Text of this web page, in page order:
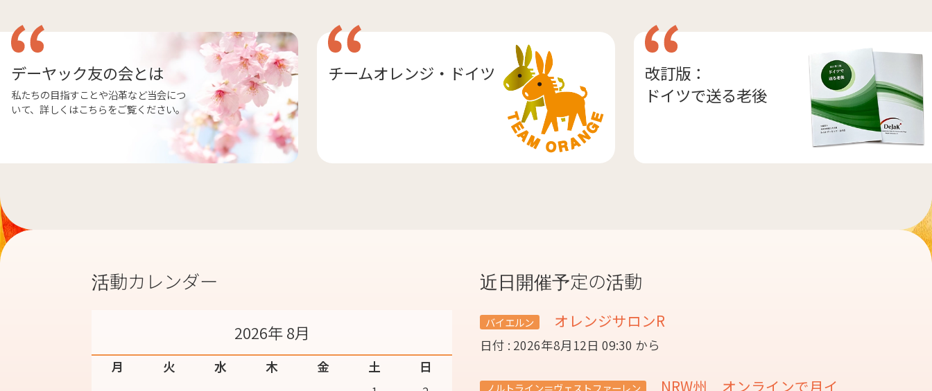
デーヤック友の会とは
私たちの目指すことや沿革など当会につ
いて、詳しくはこちらをご覧ください。
チームオレンジ・ ドイツ
改訂版：
ドイツで送る老後
活動カレンダー
2026年 8月
月 火 水 木 金 土
日
近日開催予定の活動
バイエルン オレンジサロンR
日付 : 2026年8月12日 09:30 から
ノルトライン＝ヴェストファーレン
NRW州 オンラインで月イ